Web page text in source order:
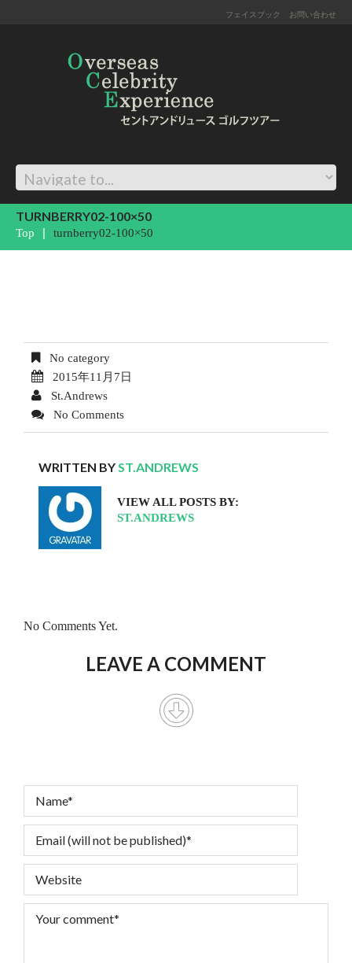
フェイスブック お問い合わせ
TURNBERRY02-100×50
Top turnberry02-100×50
No category
2015年11月7日
St.Andrews
No Comments
WRITTEN BYST.ANDREWS
VIEW ALL POSTS BY:
ST.ANDREWS
No Comments Yet.
LEAVE A COMMENT